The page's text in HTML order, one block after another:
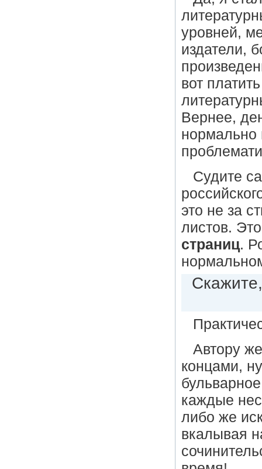
уровней,
издатели,
вот
Вернее,
нормально
Судите
это не за
листов.
страниц.
Автору
концами,
каждые
либо же
вкалывая